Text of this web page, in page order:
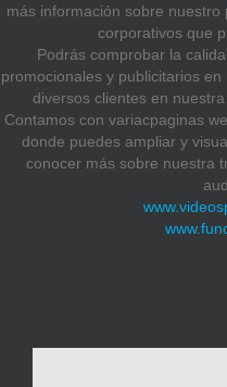
más información sobre
corporativos que
Podrás comprobar la
promocionales y publicitarios
diversos clientes en
Contamos con variacpaginas
donde puedes ampliar y
conocer más sobre nuestra